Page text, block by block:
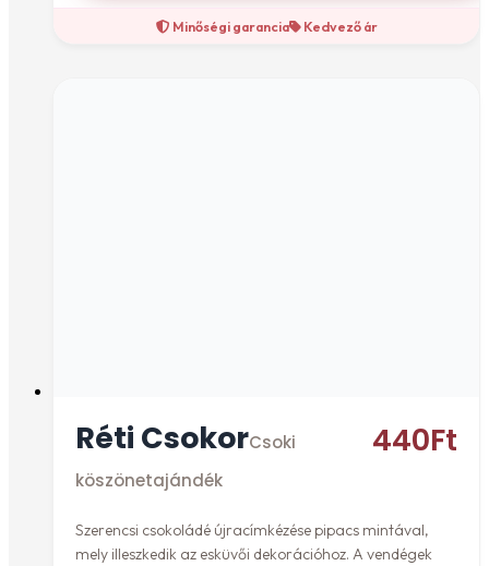
Minőségi garancia Kedvező ár
Réti CsokorCsoki
köszönetajándék
440Ft
Szerencsi csokoládé újracímkézése pipacs mintával,
mely illeszkedik az esküvői dekorációhoz. A vendégek